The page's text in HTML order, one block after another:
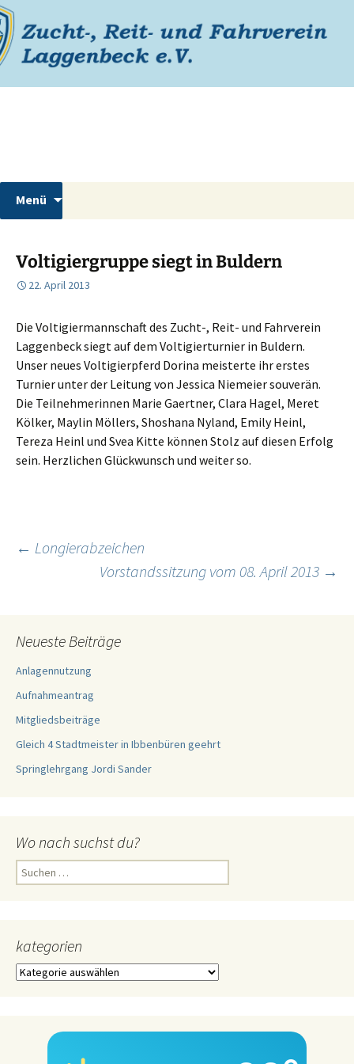
Zum
Inhalt
springenReiterverein Laggenbeck
Menü
Voltigiergruppe siegt in Buldern
22. April 2013
Die Voltigiermannschaft des Zucht-, Reit- und Fahrverein
Laggenbeck siegt auf dem Voltigierturnier in Buldern.
Unser neues Voltigierpferd Dorina meisterte ihr erstes
Turnier unter der Leitung von Jessica Niemeier souverän.
Die Teilnehmerinnen Marie Gaertner, Clara Hagel, Meret
Kölker, Maylin Möllers, Shoshana Nyland, Emily Heinl,
Tereza Heinl und Svea Kitte können Stolz auf diesen Erfolg
sein. Herzlichen Glückwunsch und weiter so.
Beitragsnavigation
← Longierabzeichen
Vorstandssitzung vom 08. April 2013 →
Neueste Beiträge
Anlagennutzung
Aufnahmeantrag
Mitgliedsbeiträge
Gleich 4 Stadtmeister in Ibbenbüren geehrt
Springlehrgang Jordi Sander
Wo nach suchst du?
Suchen
nach:
kategorien
kategorien